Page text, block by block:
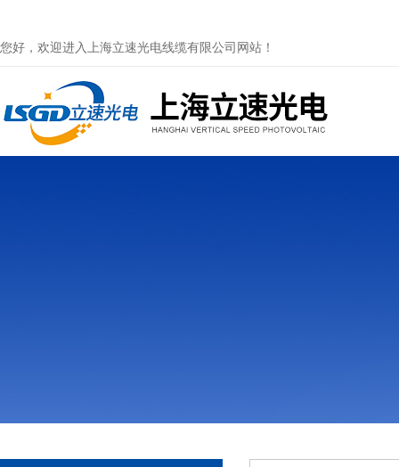
您好，欢迎进入上海立速光电线缆有限公司网站！